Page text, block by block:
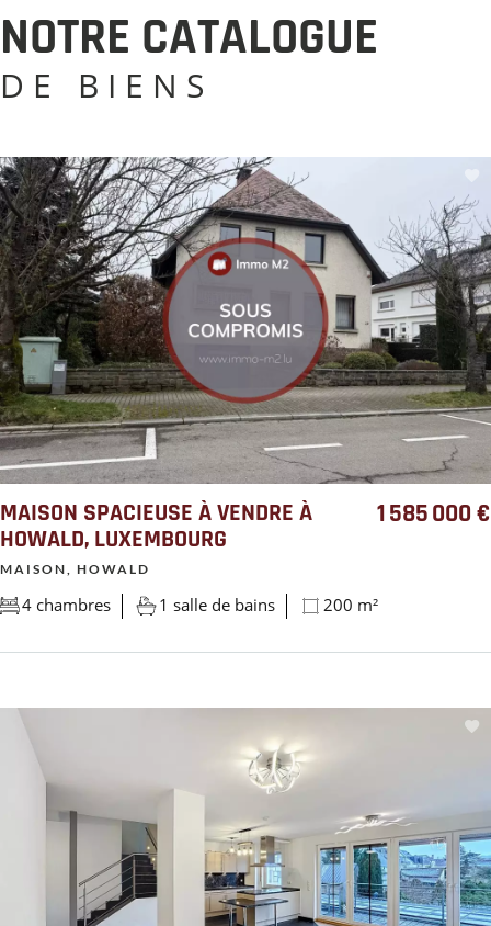
NOTRE CATALOGUE
DE BIENS
MAISON SPACIEUSE À VENDRE À
HOWALD, LUXEMBOURG
1 585 000 €
MAISON, HOWALD
4 chambres 1 salle de bains 200 m²